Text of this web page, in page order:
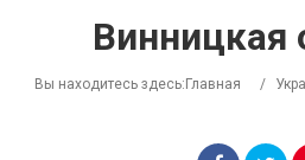
Винницкая
Вы находитесь здесь: Главная /